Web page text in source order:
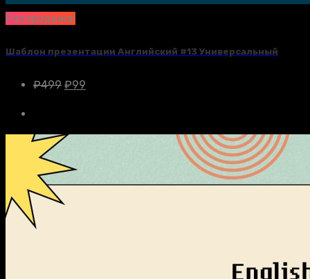
Распродажа!
Шаблон презентации Английский #13 Универсальный
₽499 ₽99